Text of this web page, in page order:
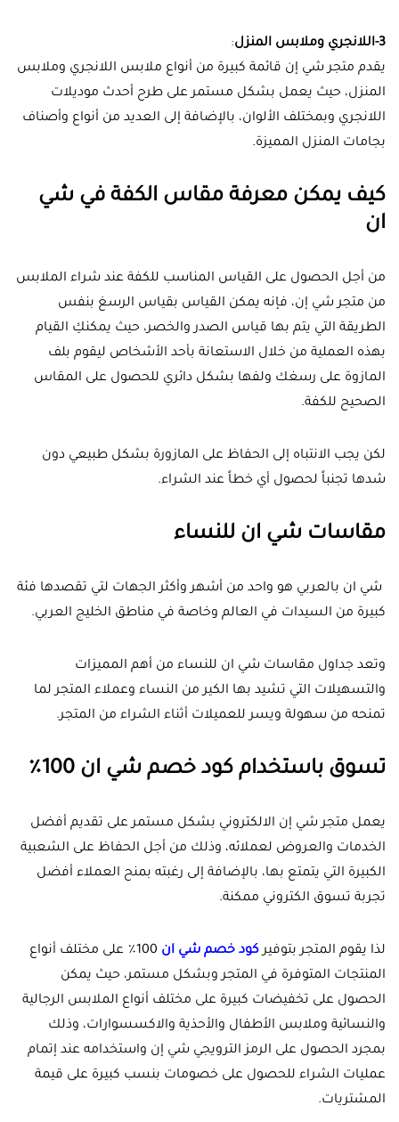
3-اللانجري وملابس المنزل
:
يقدم متجر شي إن قائمة كبيرة من أنواع ملابس اللانجري وملابس
المنزل، حيث يعمل بشكل مستمر على طرح أحدث موديلات
اللانجري وبمختلف الألوان، بالإضافة إلى العديد من أنواع وأصناف
بجامات المنزل المميزة.
كيف يمكن معرفة مقاس الكفة في شي
ان
من أجل الحصول على القياس المناسب للكفة عند شراء الملابس
من متجر شي إن، فإنه يمكن القياس بقياس الرسغ بنفس
الطريقة التي يتم بها قياس الصدر والخصر، حيث يمكنكِ القيام
بهذه العملية من خلال الاستعانة بأحد الأشخاص ليقوم بلف
المازوة على رسغك ولفها بشكل دائري للحصول على المقاس
الصحيح للكفة.
لكن يجب الانتباه إلى الحفاظ على المازورة بشكل طبيعي دون
شدها تجنباً لحصول أي خطاً عند الشراء.
مقاسات شي ان للنساء
شي ان بالعربي هو واحد من أشهر وأكثر الجهات لتي تقصدها فئة
كبيرة من السيدات في العالم وخاصة في مناطق الخليج العربي.
وتعد جداول مقاسات شي ان للنساء من أهم المميزات
والتسهيلات التي تشيد بها الكير من النساء وعملاء المتجر لما
تمنحه من سهولة ويسر للعميلات أثناء الشراء من المتجر.
تسوق باستخدام كود خصم شي ان 100٪
يعمل متجر شي إن الالكتروني بشكل مستمر على تقديم أفضل
الخدمات والعروض لعملائه، وذلك من أجل الحفاظ على الشعبية
الكبيرة التي يتمتع بها، بالإضافة إلى رغبته بمنح العملاء أفضل
تجربة تسوق الكتروني ممكنة.
لذا يقوم المتجر بتوفيركود خصم شي ان
100٪ على مختلف أنواع
المنتجات المتوفرة في المتجر وبشكل مستمر، حيث يمكن
الحصول على تخفيضات كبيرة على مختلف أنواع الملابس الرجالية
والنسائية وملابس الأطفال والأحذية والاكسسوارات، وذلك
بمجرد الحصول على الرمز الترويجي شي إن واستخدامه عند إتمام
عمليات الشراء للحصول على خصومات بنسب كبيرة على قيمة
المشتريات.